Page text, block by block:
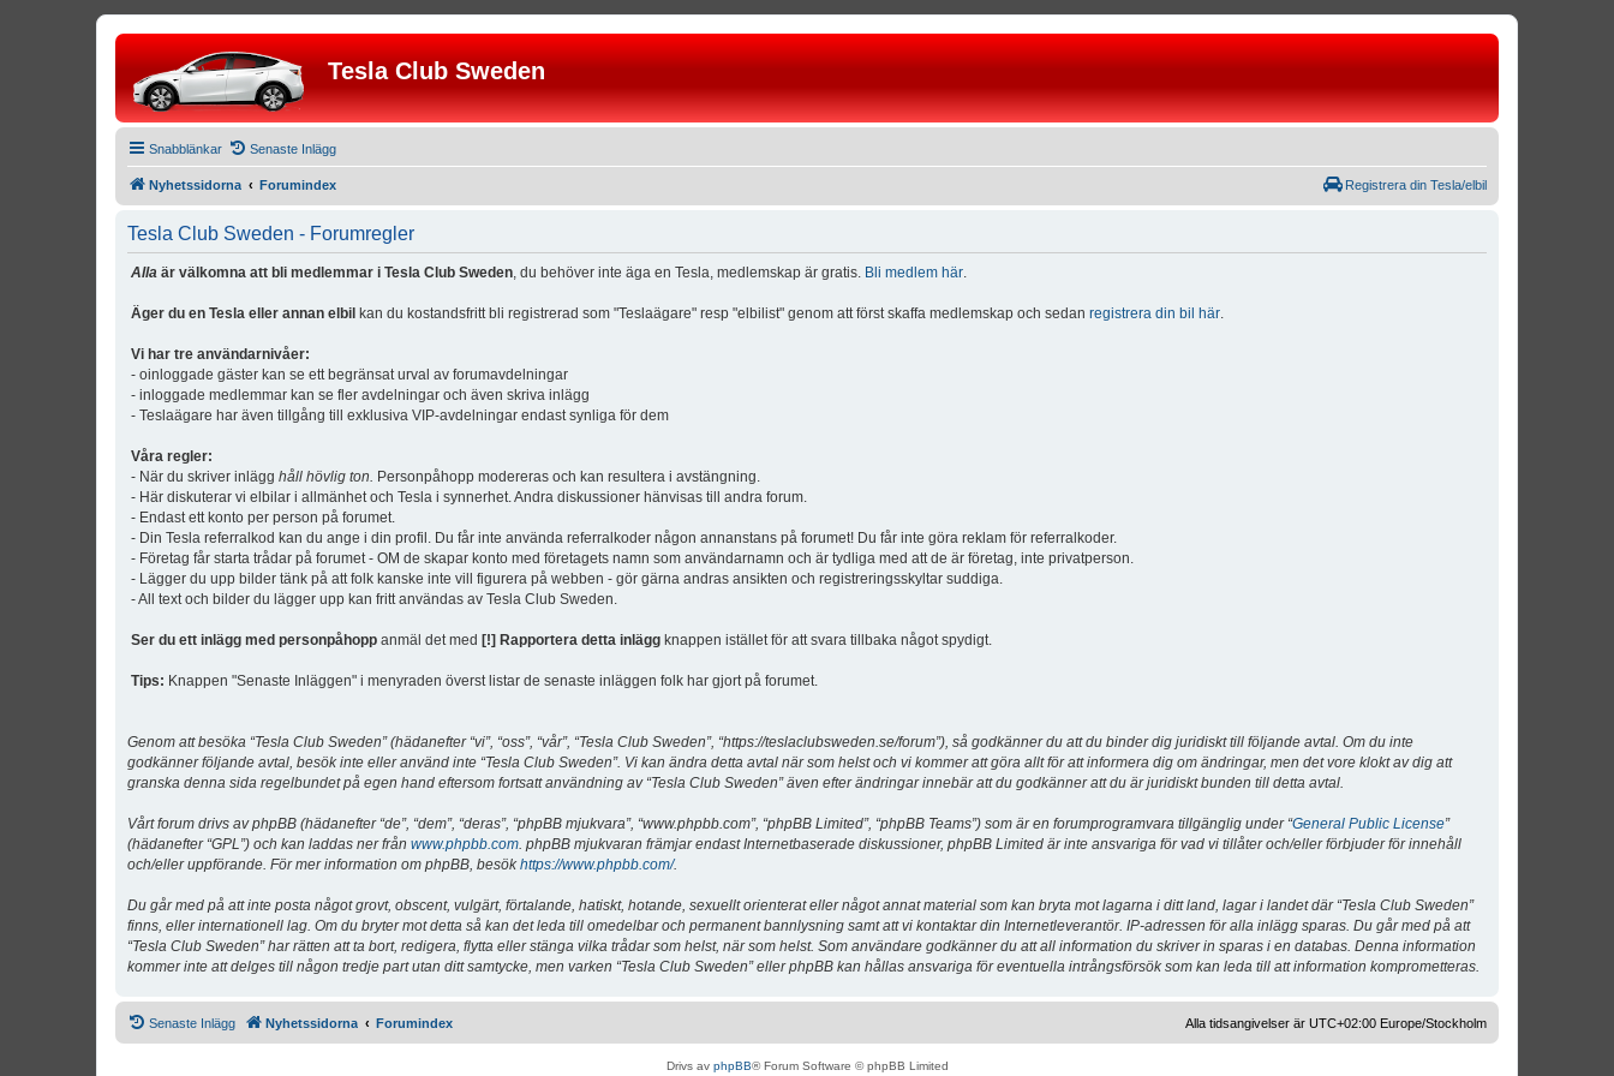
Tesla Club Sweden
Snabblänkar Senaste Inlägg
Nyhetssidorna Forumindex Registrera din Tesla/elbil
Tesla Club Sweden - Forumregler
Alla är välkomna att bli medlemmar i Tesla Club Sweden, du behöver inte äga en Tesla, medlemskap är gratis. Bli medlem här.
Äger du en Tesla eller annan elbil kan du kostandsfritt bli registrerad som "Teslaägare" resp "elbilist" genom att först skaffa medlemskap och sedan registrera din bil här.
Vi har tre användarnivåer:
- oinloggade gäster kan se ett begränsat urval av forumavdelningar
- inloggade medlemmar kan se fler avdelningar och även skriva inlägg
- Teslaägare har även tillgång till exklusiva VIP-avdelningar endast synliga för dem
Våra regler:
- När du skriver inlägg håll hövlig ton. Personpåhopp modereras och kan resultera i avstängning.
- Här diskuterar vi elbilar i allmänhet och Tesla i synnerhet. Andra diskussioner hänvisas till andra forum.
- Endast ett konto per person på forumet.
- Din Tesla referralkod kan du ange i din profil. Du får inte använda referralkoder någon annanstans på forumet! Du får inte göra reklam för referralkoder.
- Företag får starta trådar på forumet - OM de skapar konto med företagets namn som användarnamn och är tydliga med att de är företag, inte privatperson.
- Lägger du upp bilder tänk på att folk kanske inte vill figurera på webben - gör gärna andras ansikten och registreringsskyltar suddiga.
- All text och bilder du lägger upp kan fritt användas av Tesla Club Sweden.
Ser du ett inlägg med personpåhopp anmäl det med [!] Rapportera detta inlägg knappen istället för att svara tillbaka något spydigt.
Tips: Knappen "Senaste Inläggen" i menyraden överst listar de senaste inläggen folk har gjort på forumet.
Genom att besöka “Tesla Club Sweden” (hädanefter “vi”, “oss”, “vår”, “Tesla Club Sweden”, “https://teslaclubsweden.se/forum”), så godkänner du att du binder dig juridiskt till följande avtal. Om du inte
godkänner följande avtal, besök inte eller använd inte “Tesla Club Sweden”. Vi kan ändra detta avtal när som helst och vi kommer att göra allt för att informera dig om ändringar, men det vore klokt av dig att
granska denna sida regelbundet på egen hand eftersom fortsatt användning av “Tesla Club Sweden” även efter ändringar innebär att du godkänner att du är juridiskt bunden till detta avtal.
Vårt forum drivs av phpBB (hädanefter “de”, “dem”, “deras”, “phpBB mjukvara”, “www.phpbb.com”, “phpBB Limited”, “phpBB Teams”) som är en forumprogramvara tillgänglig under “General Public License”
(hädanefter “GPL”) och kan laddas ner från www.phpbb.com. phpBB mjukvaran främjar endast Internetbaserade diskussioner, phpBB Limited är inte ansvariga för vad vi tillåter och/eller förbjuder för innehåll
och/eller uppförande. För mer information om phpBB, besökhttps://www.phpbb.com/.
Du går med på att inte posta något grovt, obscent, vulgärt, förtalande, hatiskt, hotande, sexuellt orienterat eller något annat material som kan bryta mot lagarna i ditt land, lagar i landet där “Tesla Club Sweden”
finns, eller internationell lag. Om du bryter mot detta så kan det leda till omedelbar och permanent bannlysning samt att vi kontaktar din Internetleverantör. IP-adressen för alla inlägg sparas. Du går med på att
“Tesla Club Sweden” har rätten att ta bort, redigera, flytta eller stänga vilka trådar som helst, när som helst. Som användare godkänner du att all information du skriver in sparas i en databas. Denna information
kommer inte att delges till någon tredje part utan ditt samtycke, men varken “Tesla Club Sweden” eller phpBB kan hållas ansvariga för eventuella intrångsförsök som kan leda till att information komprometteras.
Senaste Inlägg Nyhetssidorna Forumindex Alla tidsangivelser är UTC+02:00 Europe/Stockholm
Drivs av phpBB® Forum Software © phpBB Limited